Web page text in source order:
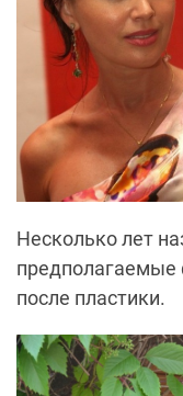
Несколько лет
предполагаемые
после пластики.